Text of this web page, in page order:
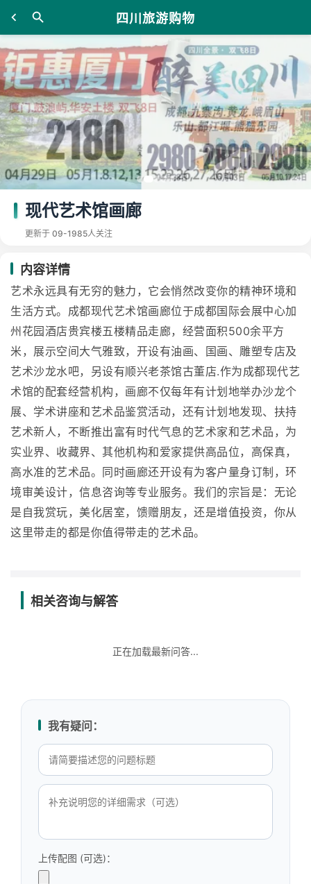
四川旅游购物
现代艺术馆画廊
更新于 09-1985人关注
内容详情
艺术永远具有无穷的魅力，它会悄然改变你的精神环境和
生活方式。成都现代艺术馆画廊位于成都国际会展中心加
州花园酒店贵宾楼五楼精品走廊，经营面积500余平方
米，展示空间大气雅致，开设有油画、国画、雕塑专店及
艺术沙龙水吧，另设有顺兴老茶馆古董店.作为成都现代艺
术馆的配套经营机构，画廊不仅每年有计划地举办沙龙个
展、学术讲座和艺术品鉴赏活动，还有计划地发现、扶持
艺术新人，不断推出富有时代气息的艺术家和艺术品，为
实业界、收藏界、其他机构和爱家提供高品位，高保真，
高水准的艺术品。同时画廊还开设有为客户量身订制，环
境审美设计，信息咨询等专业服务。我们的宗旨是：无论
是自我赏玩，美化居室，馈赠朋友，还是增值投资，你从
这里带走的都是你值得带走的艺术品。
相关咨询与解答
正在加载最新问答...
我有疑问：
上传配图 (可选)：